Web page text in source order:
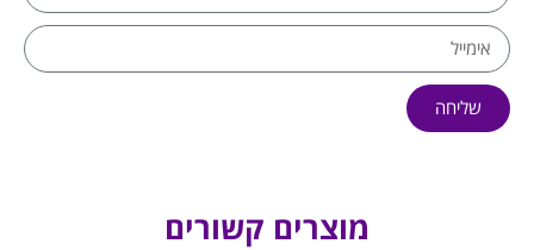
שליחה
מוצרים קשורים